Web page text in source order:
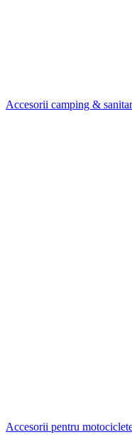
Accesorii camping &
Accesorii pentru